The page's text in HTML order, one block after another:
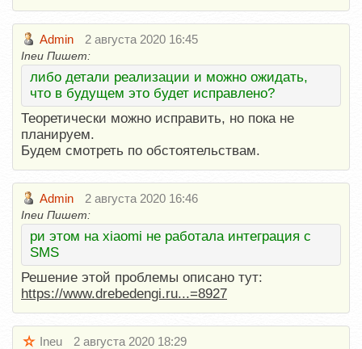
Admin 2 августа 2020 16:45
Ineu Пишет:
либо детали реализации и можно ожидать,
что в будущем это будет исправлено?
Теоретически можно исправить, но пока не
планируем.
Будем смотреть по обстоятельствам.
Admin 2 августа 2020 16:46
Ineu Пишет:
ри этом на xiaomi не работала интеграция с
SMS
Решение этой проблемы описано тут:
https://www.drebedengi.ru...=8927
Ineu 2 августа 2020 18:29